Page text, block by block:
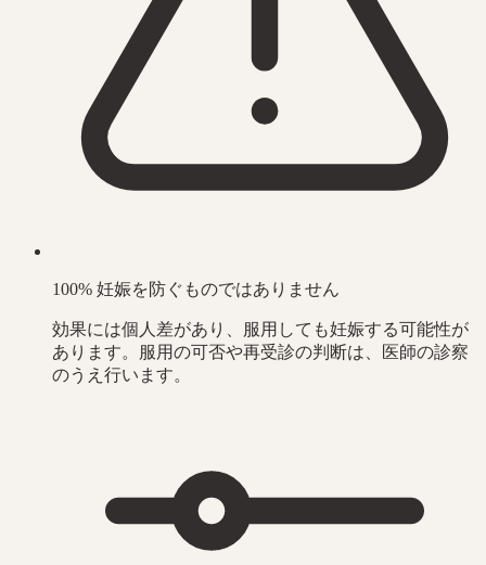
100% 妊娠を防ぐものではありません
効果には個人差があり、服用しても妊娠する可能性が
あります。服用の可否や再受診の判断は、医師の診察
のうえ行います。